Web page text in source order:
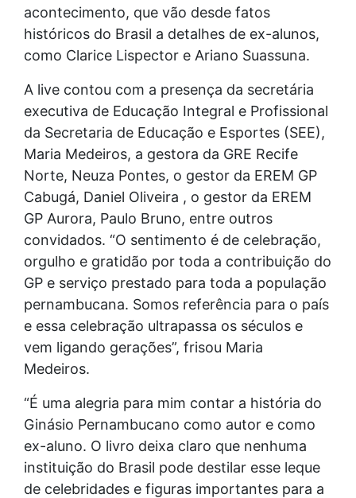
acontecimento, que vão desde fatos
históricos do Brasil a detalhes de ex-alunos,
como Clarice Lispector e Ariano Suassuna.
A live contou com a presença da secretária
executiva de Educação Integral e Profissional
da Secretaria de Educação e Esportes (SEE),
Maria Medeiros, a gestora da GRE Recife
Norte, Neuza Pontes, o gestor da EREM GP
Cabugá, Daniel Oliveira , o gestor da EREM
GP Aurora, Paulo Bruno, entre outros
convidados. “O sentimento é de celebração,
orgulho e gratidão por toda a contribuição do
GP e serviço prestado para toda a população
pernambucana. Somos referência para o país
e essa celebração ultrapassa os séculos e
vem ligando gerações”, frisou Maria
Medeiros.
“É uma alegria para mim contar a história do
Ginásio Pernambucano como autor e como
ex-aluno. O livro deixa claro que nenhuma
instituição do Brasil pode destilar esse leque
de celebridades e figuras importantes para a